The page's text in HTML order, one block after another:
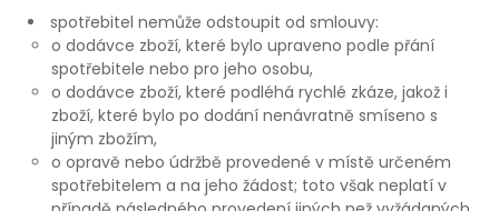
spotřebitel nemůže odstoupit od smlouvy:
o dodávce zboží, které bylo upraveno podle přání
spotřebitele nebo pro jeho osobu,
o dodávce zboží, které podléhá rychlé zkáze, jakož i
zboží, které bylo po dodání nenávratně smíseno s
jiným zbožím,
o opravě nebo údržbě provedené v místě určeném
spotřebitelem a na jeho žádost; toto však neplatí v